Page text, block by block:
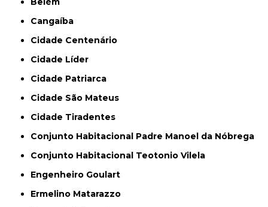
Cangaíba
Cidade Centenário
Cidade Líder
Cidade Patriarca
Cidade São Mateus
Cidade Tiradentes
Conjunto Habitacional Padre Manoel da Nóbrega
Conjunto Habitacional Teotonio Vilela
Engenheiro Goulart
Ermelino Matarazzo